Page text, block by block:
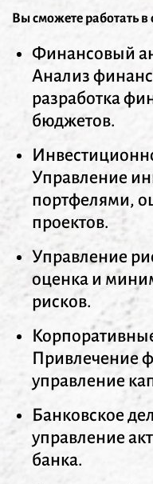
Вы сможете работать
Финансовый
Анализ
разработка
бюджетов.
Управление
портфелями,
проектов.
Управление
оценка и
рисков.
Привлечение
управление
Банковское
управление
банка.